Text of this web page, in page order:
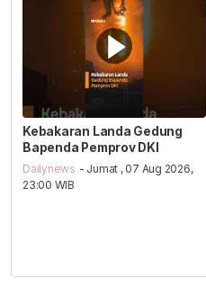
Kebakaran Landa Gedung
Bapenda Pemprov DKI
Dailynews - Jumat , 07 Aug 2026,
23:00 WIB